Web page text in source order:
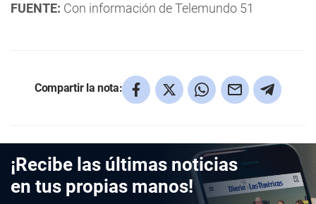
FUENTE: Con información de Telemundo 51
Compartir la nota:
¡Recibe las últimas noticias
en tus propias manos!